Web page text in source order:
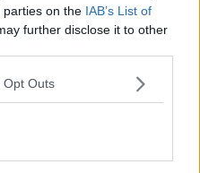
parties on the IAB’s List of
further disclose it to other
Opt Outs